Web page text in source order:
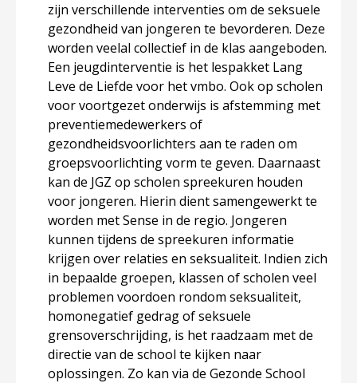
zijn verschillende interventies om de seksuele
gezondheid van jongeren te bevorderen. Deze
worden veelal collectief in de klas aangeboden.
Een jeugdinterventie is het lespakket Lang
Leve de Liefde voor het vmbo. Ook op scholen
voor voortgezet onderwijs is afstemming met
preventiemedewerkers of
gezondheidsvoorlichters aan te raden om
groepsvoorlichting vorm te geven. Daarnaast
kan de JGZ op scholen spreekuren houden
voor jongeren. Hierin dient samengewerkt te
worden met Sense in de regio. Jongeren
kunnen tijdens de spreekuren informatie
krijgen over relaties en seksualiteit. Indien zich
in bepaalde groepen, klassen of scholen veel
problemen voordoen rondom seksualiteit,
homonegatief gedrag of seksuele
grensoverschrijding, is het raadzaam met de
directie van de school te kijken naar
oplossingen. Zo kan via de Gezonde School